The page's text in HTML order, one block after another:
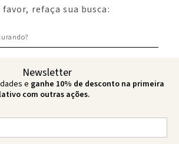
refaça sua busca:
Newsletter
e ganhe 10% de desconto na primeira
com outras ações.